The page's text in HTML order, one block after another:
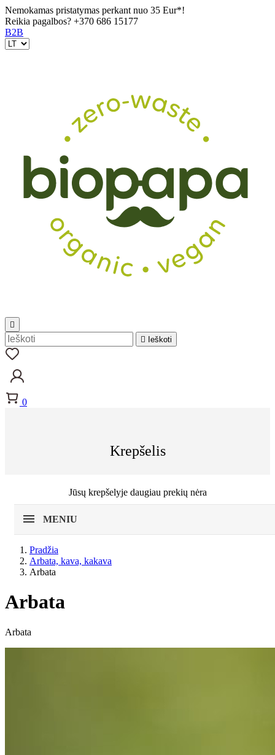
Nemokamas pristatymas perkant nuo 35 Eur*!
Reikia pagalbos? +370 686 15177
B2B


Ieškoti
0
Krepšelis
Jūsų krepšelyje daugiau prekių nėra
MENIU
Pradžia
Arbata, kava, kakava
Arbata
Arbata
Arbata